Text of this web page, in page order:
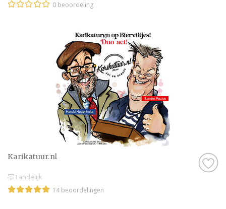
0 beoordeling
Karikatuur.nl
Landelijk
14 beoordelingen